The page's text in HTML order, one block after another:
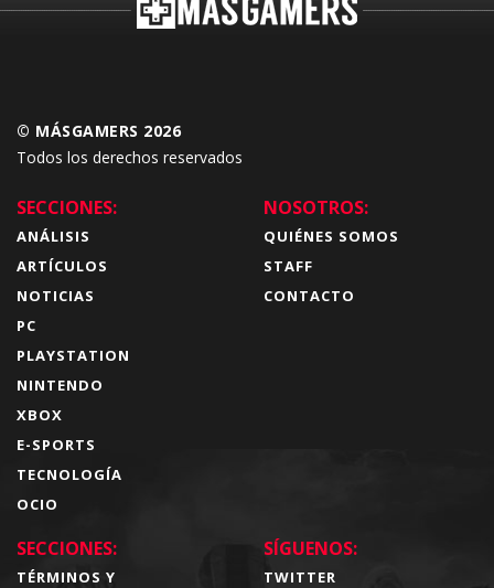
© MÁSGAMERS 2026
Todos los derechos reservados
SECCIONES:
ANÁLISIS
ARTÍCULOS
NOTICIAS
PC
PLAYSTATION
NINTENDO
XBOX
E-SPORTS
TECNOLOGÍA
OCIO
NOSOTROS:
QUIÉNES SOMOS
STAFF
CONTACTO
SECCIONES:
TÉRMINOS Y
SÍGUENOS:
TWITTER